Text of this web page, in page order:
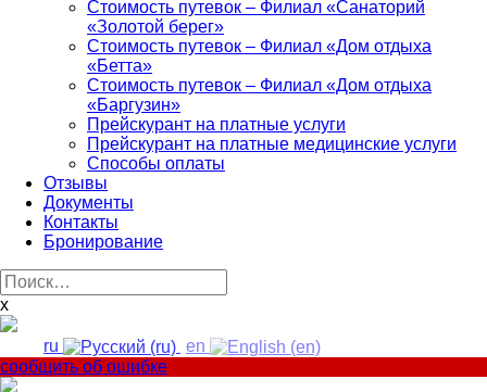
Стоимость путевок – Филиал «Санаторий
«Золотой берег»
Стоимость путевок – Филиал «Дом отдыха
«Бетта»
Стоимость путевок – Филиал «Дом отдыха
«Баргузин»
Прейскурант на платные услуги
Прейскурант на платные медицинские услуги
Способы оплаты
Отзывы
Документы
Контакты
Бронирование
Найти:
x
ru
en
сообщить об ошибке